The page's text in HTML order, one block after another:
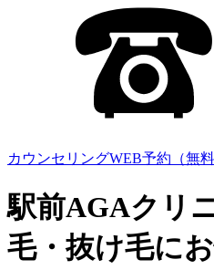
カウンセリングWEB予約（無料
駅前AGAクリ
毛・抜け毛に